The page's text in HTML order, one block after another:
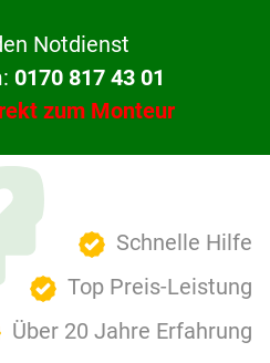
Notdienst
0170 817 43 01
zum Monteur
Schnelle Hilfe
Top Preis-Leistung
Über 20 Jahre Erfahrung